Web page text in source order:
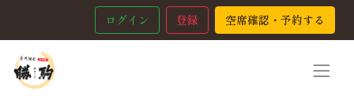
ログイン 登録 空席確認・予約する